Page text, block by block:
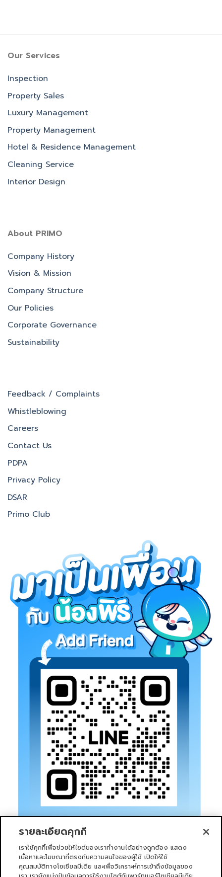
Our Services
Inspection
Property Sales
Luxury Management
Property Management
Hotel & Residence Management
Cleaning Service
Interior Design
About PRIMO
Company History
Vision & Mission
Company Structure
Our Policies
Corporate Governance
Sustainability
Feedback / Complaints
Whistleblowing
Careers
Contact Us
PDPA
Privacy Policy
DSAR
Primo Club
รายละเอียดคุกกี้
เราใช้คุกกี้เพื่อช่วยให้ไซต์ของเราทำงานได้อย่างถูกต้อง แสดง
เนื้อหาและโฆษณาที่ตรงกับความสนใจของผู้ใช้ เปิดให้ใช้
คุณสมบัติทางโซเชียลมีเดีย และเพื่อวิเคราะห์การเข้าถึงข้อมูลของ